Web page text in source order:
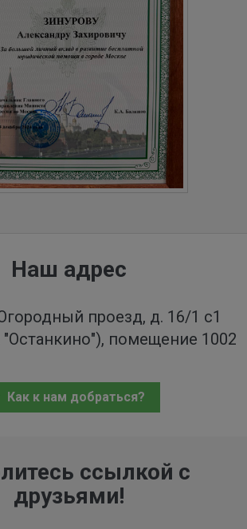
Наш адрес
проезд, д. 16/1 с1
"Останкино"), помещение 1002
Как к нам добраться?
ссылкой с
друзьями!